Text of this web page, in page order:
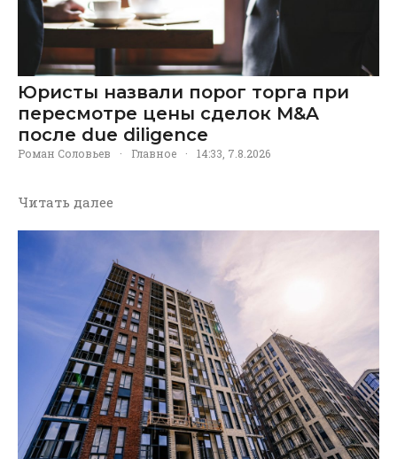
Юристы назвали порог торга при
пересмотре цены сделок M&A
после due diligence
Роман Соловьев · Главное · 14:33, 7.8.2026
Читать далее